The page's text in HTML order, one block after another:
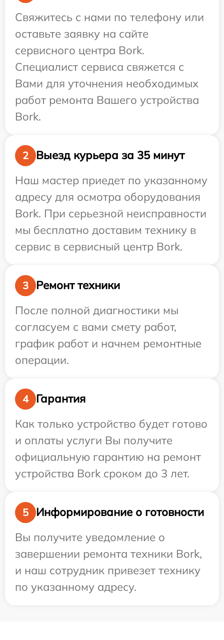
Свяжитесь с нами по телефону или
оставьте заявку на сайте
сервисного центра Bork.
Специалист сервиса свяжется с
Вами для уточнения необходимых
работ ремонта Вашего устройства
Bork.
2
Выезд курьера за 35 минут
Наш мастер приедет по указанному
адресу для осмотра оборудования
Bork. При серьезной неисправности
мы бесплатно доставим технику в
сервис в сервисный центр Bork.
3
Ремонт техники
После полной диагностики мы
согласуем с вами смету работ,
график работ и начнем ремонтные
операции.
4
Гарантия
Как только устройство будет готово
и оплаты услуги Вы получите
официальную гарантию на ремонт
устройства Bork сроком до 3 лет.
5
Информирование о готовности
Вы получите уведомление о
завершении ремонта техники Bork,
и наш сотрудник привезет технику
по указанному адресу.